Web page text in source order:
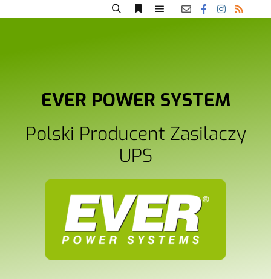
EVER POWER SYSTEM
Polski Producent Zasilaczy
UPS